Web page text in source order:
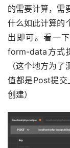
的需要计算，需
什么如此计算的
出即可。看一
form-data方式
（这个地方为
值都是Post提
创建）